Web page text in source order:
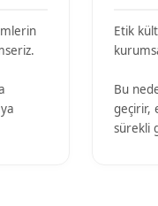
Etik
Bu
geçirir,
sürekli